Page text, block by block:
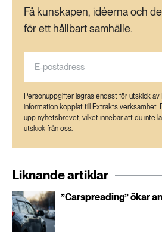
Få kunskapen, idéerna och
för ett hållbart samhälle.
Personuppgifter lagras endast för utskick
information kopplat till Extrakts verksamhet.
upp nyhetsbrevet, vilket innebär att du inte
utskick från oss.
Liknande artiklar
”Carspreading” ökar